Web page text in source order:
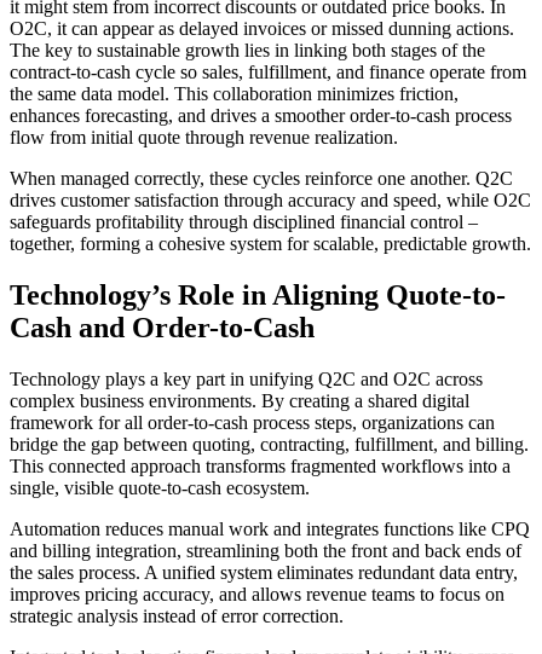
it might stem from incorrect discounts or outdated price books. In
O2C, it can appear as delayed invoices or missed dunning actions.
The key to sustainable growth lies in linking both stages of the
contract-to-cash cycle so sales, fulfillment, and finance operate from
the same data model. This collaboration minimizes friction,
enhances forecasting, and drives a smoother order-to-cash process
flow from initial quote through revenue realization.
When managed correctly, these cycles reinforce one another. Q2C
drives customer satisfaction through accuracy and speed, while O2C
safeguards profitability through disciplined financial control –
together, forming a cohesive system for scalable, predictable growth.
Technology’s Role in Aligning Quote-to-
Cash and Order-to-Cash
Technology plays a key part in unifying Q2C and O2C across
complex business environments. By creating a shared digital
framework for all order-to-cash process steps, organizations can
bridge the gap between quoting, contracting, fulfillment, and billing.
This connected approach transforms fragmented workflows into a
single, visible quote-to-cash ecosystem.
Automation reduces manual work and integrates functions like CPQ
and billing integration, streamlining both the front and back ends of
the sales process. A unified system eliminates redundant data entry,
improves pricing accuracy, and allows revenue teams to focus on
strategic analysis instead of error correction.